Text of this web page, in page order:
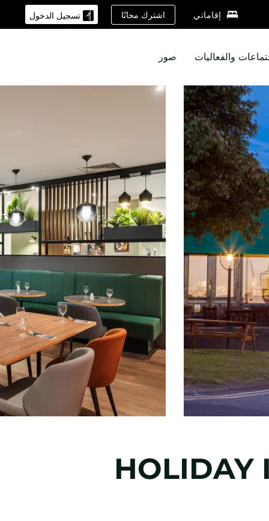
إقاماتي اشترك مجانًا تسجيل الدخول
والفعاليات صور
HOLIDAY